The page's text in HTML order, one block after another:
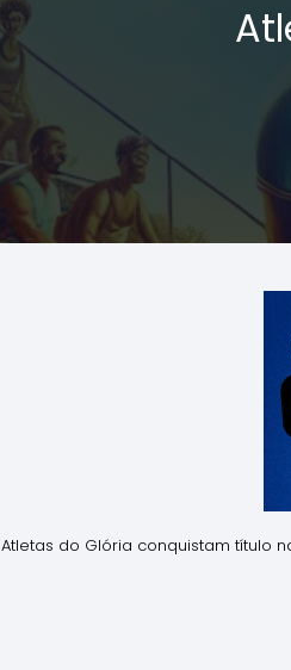
Atletas do Glória conquistam título